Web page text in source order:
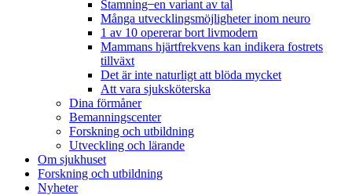
Stamning ̶ en variant av tal
Många utvecklingsmöjligheter inom neuro
1 av 10 opererar bort livmodern
Mammans hjärtfrekvens kan indikera fostrets
tillväxt
Det är inte naturligt att blöda mycket
Att vara sjuksköterska
Dina förmåner
Bemanningscenter
Forskning och utbildning
Utveckling och lärande
Om sjukhuset
Forskning och utbildning
Nyheter